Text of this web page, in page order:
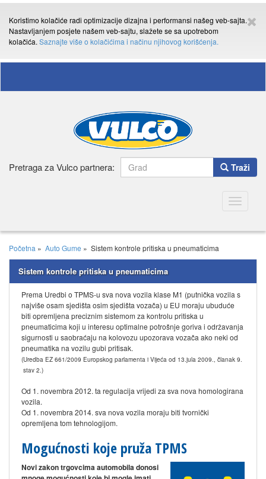
Koristimo kolačiće radi optimizacije dizajna i performansi našeg veb-sajta.
Nastavljanjem posjete našem veb-sajtu, slažete se sa upotrebom
kolačića. Saznajte više o kolačićima i načinu njihovog korišćenja.
Pretraga za Vulco partnera: Traži
Toggle
Početna » Auto Gume » Sistem kontrole pritiska u pneumaticima
Sistem kontrole pritiska u pneumaticima
Prema Uredbi o TPMS-u sva nova vozila klase M1 (putnička vozila s
najviše osam sjedišta osim sjedišta vozača) u EU moraju ubuduće
biti opremljena preciznim sistemom za kontrolu pritiska u
pneumaticima koji u interesu optimalne potrošnje goriva i održavanja
sigurnosti u saobraćaju na kolovozu upozorava vozača ako neki od
pneumatika na vozilu gubi pritisak.
(Uredba EZ 661/2009 Europskog parlamenta i Vijeća od 13.jula 2009., članak 9.
stav 2.​)
Od 1. novembra 2012. ta regulacija vrijedi za sva nova homologirana
vozila.
Od 1. novembra 2014. sva nova vozila moraju biti tvornički
opremljena tom tehnologijom.
Mogućnosti koje pruža TPMS
Novi zakon trgovcima automobila donosi